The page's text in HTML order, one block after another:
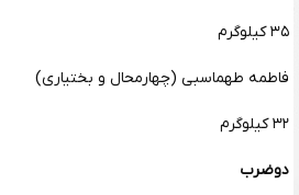
۳۵ کیلوگرم
فاطمه طهماسبی (چهارمحال و بختیاری)
۳۲ کیلوگرم
دوضرب